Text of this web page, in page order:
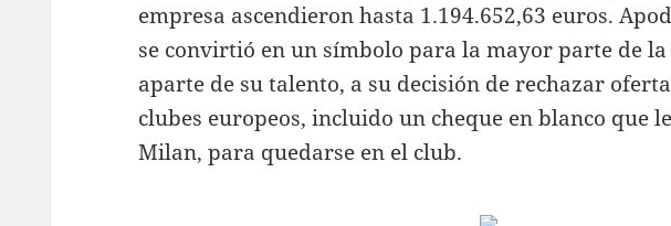
empresa ascendieron hasta 1.194.652,63 euros.
se convirtió en un símbolo para la mayor parte de
aparte de su talento, a su decisión de rechazar
clubes europeos, incluido un cheque en blanco que
Milan, para quedarse en el club.